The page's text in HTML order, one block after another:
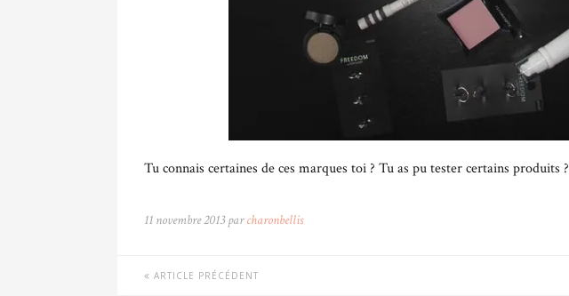
Tu connais certaines de ces marques toi ? Tu as pu tester certains produits ?
11 novembre 2013 parcharonbellis
ARTICLE PRÉCÉDENT